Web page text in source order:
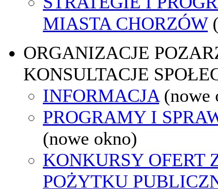
MIASTA CHORZÓW
ORGANIZACJE
KONSULTACJE
INFORMACJA (nowe
PROGRAMY I
(nowe okno)
KONKURSY OFERT
POŻYTKU